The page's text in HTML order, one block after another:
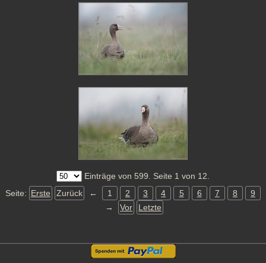
Einträge von 599. Seite 1 von 12.
Seite: Erste Zurück ← 1 2 3 4 5 6 7 8
9
→
Vor Letzte